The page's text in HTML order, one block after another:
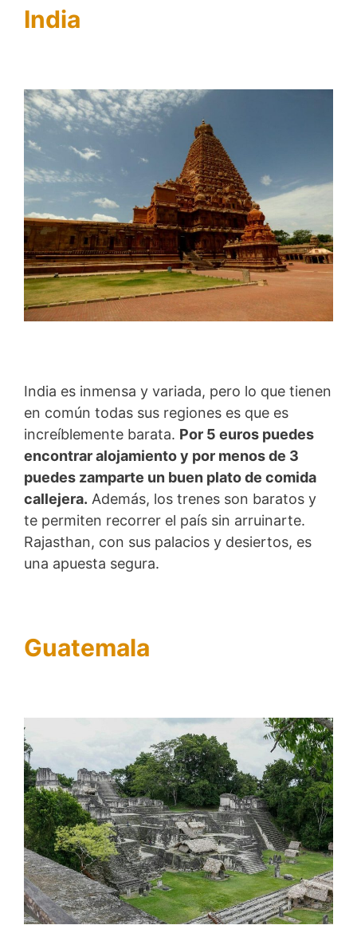
India
India es inmensa y variada, pero lo que tienen
en común todas sus regiones es que es
increíblemente barata. Por 5 euros puedes
encontrar alojamiento y por menos de 3
puedes zamparte un buen plato de comida
callejera. Además, los trenes son baratos y
te permiten recorrer el país sin arruinarte.
Rajasthan, con sus palacios y desiertos, es
una apuesta segura.
Guatemala